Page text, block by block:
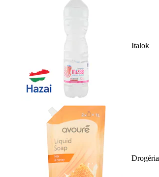
Italok
Drogéria